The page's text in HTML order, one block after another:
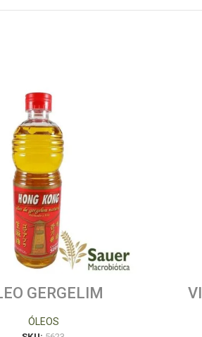
GERGELIM
KONG
ÓLEOS